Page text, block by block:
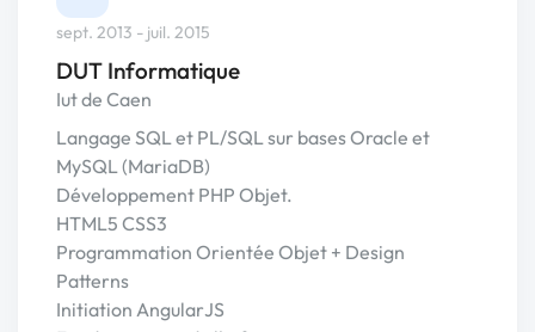
sept. 2013 - juil. 2015
DUT Informatique
Iut de Caen
Langage SQL et PL/SQL sur bases Oracle et
MySQL (MariaDB)
Développement PHP Objet.
HTML5 CSS3
Programmation Orientée Objet + Design
Patterns
Initiation AngularJS